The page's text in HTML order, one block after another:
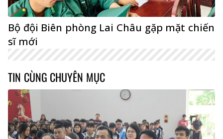
Bộ đội Biên phòng Lai Châu gặp mặt chiến
sĩ mới
TIN CÙNG CHUYÊN MỤC